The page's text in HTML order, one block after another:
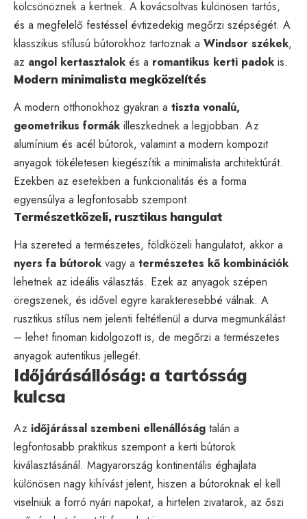
kölcsönöznek a kertnek. A kovácsoltvas különösen tartós,
és a megfelelő festéssel évtizedekig megőrzi szépségét. A
klasszikus stílusú bútorokhoz tartoznak a Windsor székek,
az angol kertasztalok és a romantikus kerti padok is.
Modern minimalista megközelítés
A modern otthonokhoz gyakran a tiszta vonalú,
geometrikus formák illeszkednek a legjobban. Az
alumínium és acél bútorok, valamint a modern kompozit
anyagok tökéletesen kiegészítik a minimalista architektúrát.
Ezekben az esetekben a funkcionalitás és a forma
egyensúlya a legfontosabb szempont.
Természetközeli, rusztikus hangulat
Ha szereted a természetes, földközeli hangulatot, akkor a
nyers fa bútorok vagy a természetes kő kombinációk
lehetnek az ideális választás. Ezek az anyagok szépen
öregszenek, és idővel egyre karakteresebbé válnak. A
rusztikus stílus nem jelenti feltétlenül a durva megmunkálást
– lehet finoman kidolgozott is, de megőrzi a természetes
anyagok autentikus jellegét.
Időjárásállóság: a tartósság
kulcsa
Az időjárással szembeni ellenállóság talán a
legfontosabb praktikus szempont a kerti bútorok
kiválasztásánál. Magyarország kontinentális éghajlata
különösen nagy kihívást jelent, hiszen a bútoroknak el kell
viselniük a forró nyári napokat, a hirtelen zivatarok, az őszi